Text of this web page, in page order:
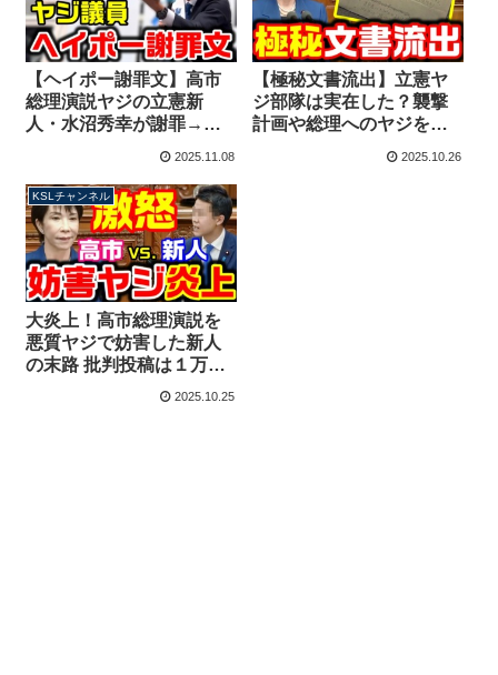
【ヘイポー謝罪文】高市
総理演説ヤジの立憲新
人・水沼秀幸が謝罪→余
してしまう【KSLチャン
ネル】
2025.11.08
【極秘文書流出】立憲ヤ
ジ部隊は実在した？襲撃
計画や総理へのヤジを指
説妨害との関連性は？
2025.10.26
KSLチャンネル
大炎上！高市総理演説を
悪質ヤジで妨害した新人
の末路 批判投稿は１万件
超、削除逃亡を図るも再
2025.10.25